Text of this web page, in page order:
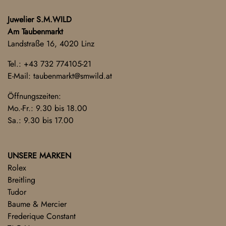
Juwelier S.M.WILD
Am Taubenmarkt
Landstraße 16, 4020 Linz
Tel.: +43 732 774105-21
E-Mail: taubenmarkt@smwild.at
Öffnungszeiten:
Mo.-Fr.: 9.30 bis 18.00
Sa.: 9.30 bis 17.00
UNSERE MARKEN
Rolex
Breitling
Tudor
Baume & Mercier
Frederique Constant